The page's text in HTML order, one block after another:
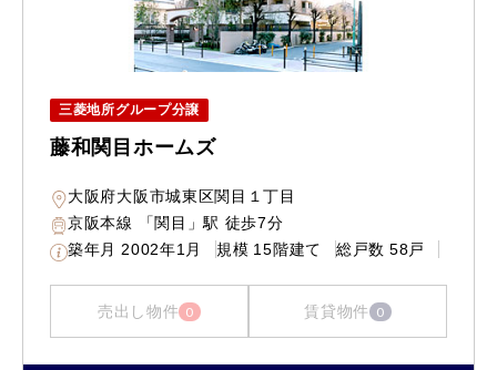
三菱地所グループ分譲
藤和関目ホームズ
大阪府大阪市城東区関目１丁目
京阪本線 「関目」駅 徒歩7分
築年月 2002年1月 規模 15階建て 総戸数 58戸
売出し物件 0 賃貸物件 0